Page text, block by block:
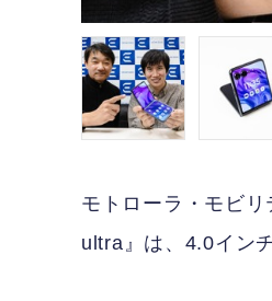
モトローラ・モビ
ultra』は、4.0イン